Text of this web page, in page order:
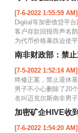
[7-6-2022 1:55:59 AM]
Digital等加密借贷平
客户存款回报而声名
为代币价格暴跌迫使
南非财政部：禁
[7-5-2022 1:52:14 AM]
终修正案，禁止退休
男子不小心删除了20
名叫迈克尔斯南非男
加密矿企HIVE收
[7-6-2022 1:54:20 AM]